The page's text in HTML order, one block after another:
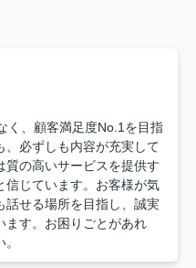
く、顧客満足度No.1を目指
、必ずしも内容が充実して
質の高いサービスを提供す
信じています。お客様が気
話せる場所を目指し、誠実
ます。お困りごとがあれ